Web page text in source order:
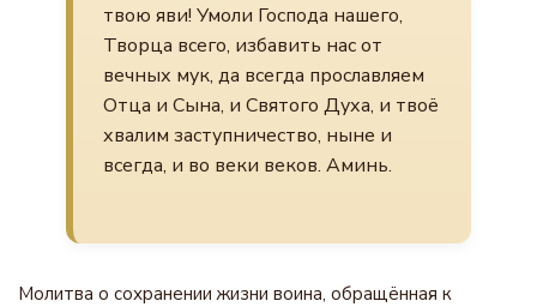
твою яви! Умоли Господа нашего,
Творца всего, избавить нас от
вечных мук, да всегда прославляем
Отца и Сына, и Святого Духа, и твоё
хвалим заступничество, ныне и
всегда, и во веки веков. Аминь.
Молитва о сохранении жизни воина, обращённая к